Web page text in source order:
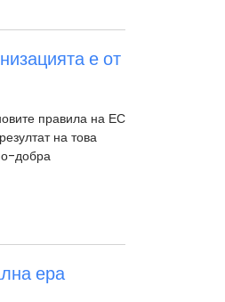
е от
правила на ЕС
на това
добра
ера